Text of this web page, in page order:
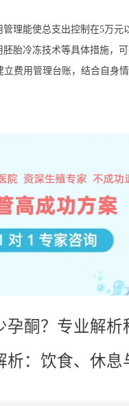
理能使总支出控制在5万元
胎冷冻技术等具体措施，
费用管理台账，结合自身
孕酮？专业解析
析：饮食、休息